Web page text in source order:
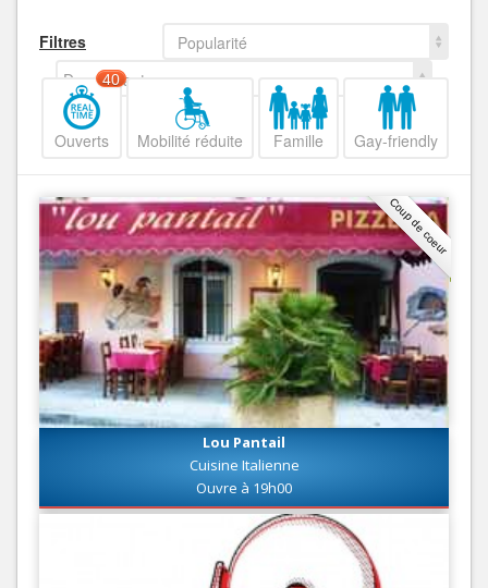
Filtres
Popularité
Decroissant
Ouverts
40
Mobilité réduite Famille Gay-friendly
Coup de coeur
Lou Pantail
Cuisine Italienne
Ouvre à 19h00